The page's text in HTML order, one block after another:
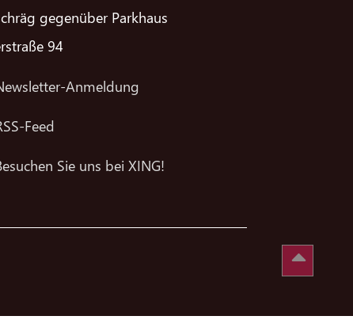
gegenüber Parkhaus
94
Anmeldung
Feed
Sie uns bei XING!